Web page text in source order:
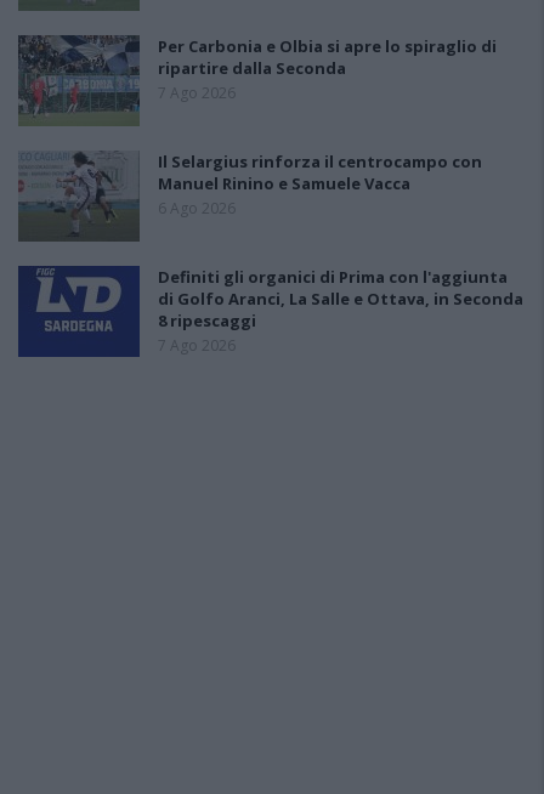
Per Carbonia e Olbia si apre lo spiraglio di
ripartire dalla Seconda
7 Ago 2026
Il Selargius rinforza il centrocampo con
Manuel Rinino e Samuele Vacca
6 Ago 2026
Definiti gli organici di Prima con l'aggiunta
di Golfo Aranci, La Salle e Ottava, in Seconda
8 ripescaggi
7 Ago 2026